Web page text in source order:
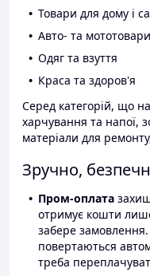
Товари для дому і
Авто- та мототовари
Одяг та взуття
Краса та здоров'я
Серед категорій, що
харчування та напої,
матеріали для
Зручно,
Пром-оплата
отримує кошти
забере
повертаються
треба